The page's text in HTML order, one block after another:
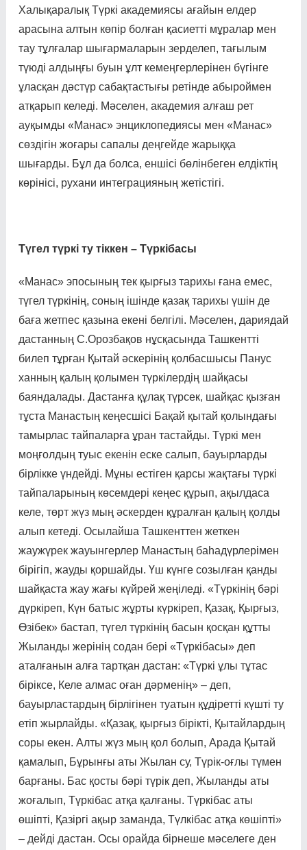
Халықаралық Түркі ака­де­миясы ағайын елдер
арасына алтын көпір болған қасиет­ті мұра­лар мен
тау тұлғалар шығар­­маларын зерделеп, тағы­лым
түюді алдыңғы буын ұлт кемеңгерлерінен бүгінге
ұлас­қан дәстүр сабақтастығы ретін­де абыроймен
атқарып келеді. Мәселен, академия алғаш рет
ауқымды «Манас» энцик­ло­педиясы мен «Манас»
сөздігін жоғары сапалы деңгейде жарық­қа
шығарды. Бұл да болса, енші­сі бөлінбеген елдіктің
көрінісі, рухани интеграцияның жетістігі.
Түгел түркі ту тіккен – Түркібасы
«Манас» эпосының тек қыр­ғыз тарихы ғана емес,
түгел түр­кі­нің, соның ішінде қазақ тарихы үшін де
баға жетпес қазы­на екені белгілі. Мәселен, дария­дай
дастанның С.Орозбақов нұс­қа­сында Ташкентті
билеп тұрған Қытай әскерінің қолбасшысы Панус
ханның қалың қолымен түркілердің шайқасы
баяндалады. Дастанға құлақ түрсек, шайқас қызған
тұста Манастың кеңесшісі Бақай қытай қолындағы
тамырлас тайпаларға ұран тастайды. Түркі мен
моңғолдың туыс екенін еске салып, бауырларды
бірлікке үндейді. Мұны естіген қарсы жақтағы түркі
тайпаларының көсемдері кеңес құрып, ақылдаса
келе, төрт жүз мың әскерден құралған қалың қолды
алып кетеді. Осылайша Ташкенттен жет­кен
жаужүрек жауынгерлер Манастың баһадүрлерімен
бірі­гіп, жауды қоршайды. Үш күнге созылған қанды
шайқаста жау жағы күйрей жеңіледі. «Түркінің бәрі
дүркіреп, Күн батыс жұрты күркіреп, Қазақ, Қырғыз,
Өзібек» бастап, түгел түркінің басын қосқан құтты
Жыланды жерінің содан бері «Түркібасы» деп
аталғанын алға тартқан дастан: «Түркі ұлы тұтас
біріксе, Келе алмас оған дәрменің» – деп,
бауырластардың бірлігінен туатын құдіретті күшті ту
етіп жырлайды. «Қазақ, қырғыз бірікті, Қытайлардың
соры екен. Алты жүз мың қол болып, Арада Қытай
қамалып, Бұрынғы аты Жылан су, Түрік-оғлы түмен
барғаны. Бас қосты бәрі түрік деп, Жыланды аты
жоғалып, Түркібас атқа қалғаны. Түркібас аты
өшіпті, Қазіргі ақыр заманда, Түлкібас атқа көшіпті»
– дейді дастан. Осы орайда бірнеше мәселе­ге ден